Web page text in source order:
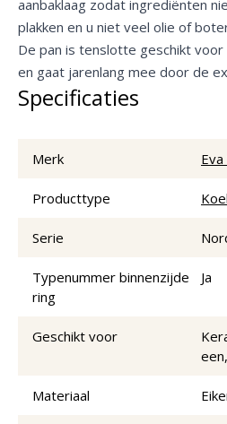
aanbaklaag zodat ingrediënten
plakken en u niet veel olie of
De pan is tenslotte geschikt
en gaat jarenlang mee door de
Specificaties
Merk Eva
Producttype
Serie
Typenummer binnenzijde
ring
Ja
Geschikt voor
Materiaal